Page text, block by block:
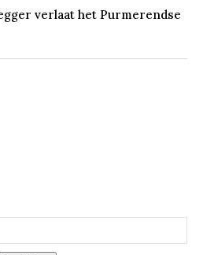
verlaat het Purmerendse